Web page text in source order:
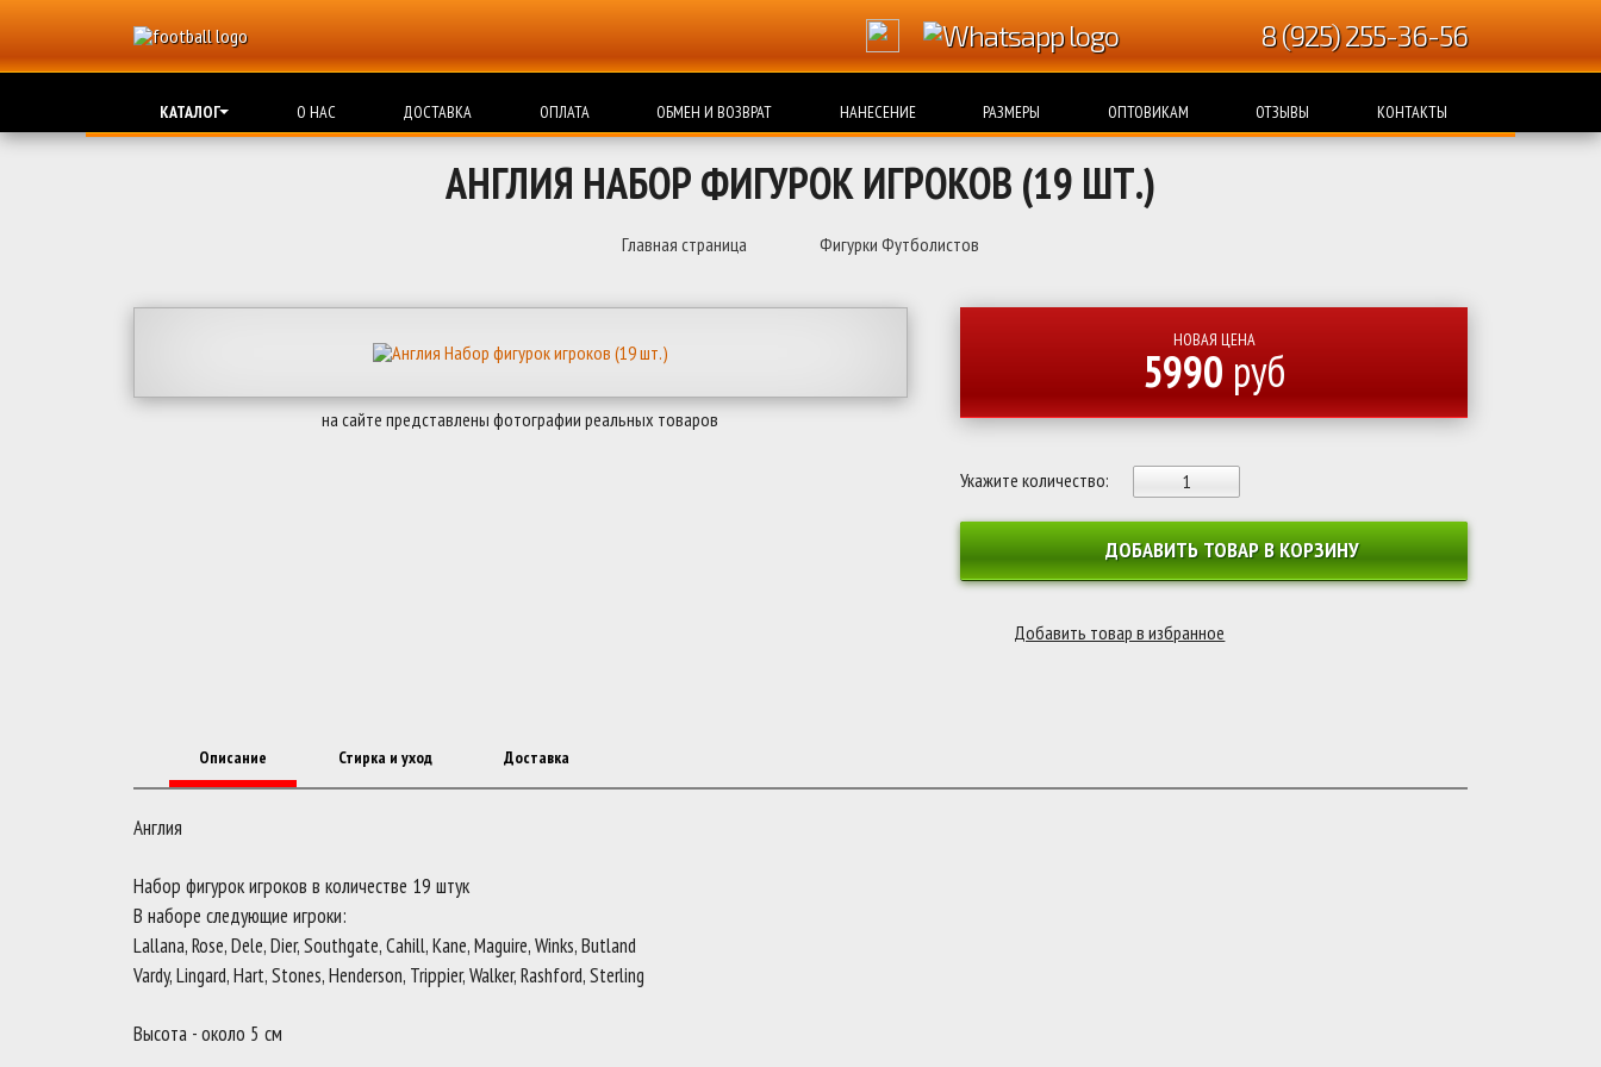
8 (925) 255-36-56
КАТАЛОГ О НАС ДОСТАВКА ОПЛАТА ОБМЕН И ВОЗВРАТ НАНЕСЕНИЕ РАЗМЕРЫ ОПТОВИКАМ ОТЗЫВЫ КОНТАКТЫ
АНГЛИЯ НАБОР ФИГУРОК ИГРОКОВ (19 ШТ.)
Главная страница Фигурки Футболистов
на сайте представлены фотографии реальных товаров
НОВАЯ ЦЕНА
5990 руб
Укажите количество:
ДОБАВИТЬ ТОВАР В КОРЗИНУ
Описание Стирка и уход Доставка
Англия
Набор фигурок игроков в количестве 19 штук
В наборе следующие игроки:
Lallana, Rose, Dele, Dier, Southgate, Cahill, Kane, Maguire, Winks, Butland
Vardy, Lingard, Hart, Stones, Henderson, Trippier, Walker, Rashford, Sterling
Высота - около 5 см